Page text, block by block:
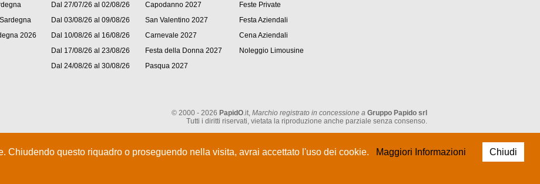
2026
Dal 27/07/26 al 02/08/26
Dal 03/08/26 al 09/08/26
Dal 10/08/26 al 16/08/26
Dal 17/08/26 al 23/08/26
Dal 24/08/26 al 30/08/26
Capodanno 2027
San Valentino 2027
Carnevale 2027
Festa della Donna 2027
Pasqua 2027
Feste Private
Festa Aziendali
Cena Aziendali
Noleggio Limousine
© 2000 - 2026 PapidO.it, Marchio registrato in concessione a Gruppo Papido srl
Tutti i diritti riservati, vietata la riproduzione anche parziale senza consenso.
Chiudendo questo riquadro o proseguendo nella visita, avrai accettato l'uso dei cookie. Maggiori Informazioni Chiudi